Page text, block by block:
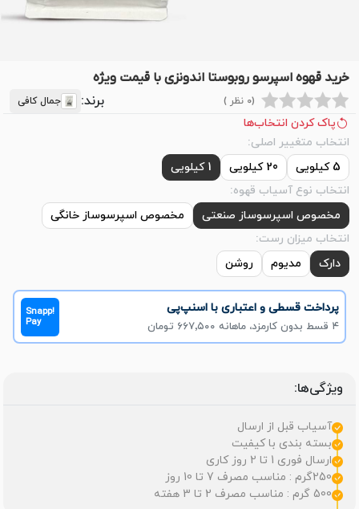
خرید قهوه اسپرسو روبوستا اندونزی با قیمت ویژه
(0 نظر ) برند: جمال کافی
پاک کردن انتخاب‌ها
انتخاب متغییر اصلی:
5 کیلویی
20 کیلویی
1 کیلویی
انتخاب نوع آسیاب قهوه:
مخصوص اسپرسوساز صنعتی
مخصوص اسپرسوساز خانگی
انتخاب میزان رست:
دارک
مدیوم روشن
پرداخت قسطی و اعتباری با اسنپ‌پی
۴ قسط بدون کارمزد، ماهانه ۶۶۷٬۵۰۰ تومان
Snapp!
Pay
ویژگی‌ها:
آسیاب قبل از ارسال
بسته بندی با کیفیت
ارسال فوری 1 تا 2 روز کاری
250گرم : مناسب مصرف 7 تا 10 روز
500 گرم : مناسب مصرف 2 تا 3 هفته